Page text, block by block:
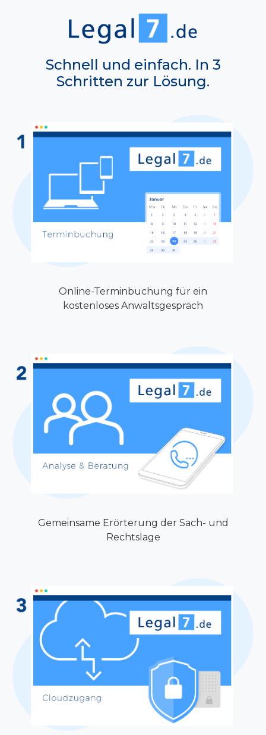
Schnell und einfach. In 3
Schritten zur Lösung.
Online-Terminbuchung für ein
kostenloses Anwaltsgespräch
Gemeinsame Erörterung der Sach- und
Rechtslage